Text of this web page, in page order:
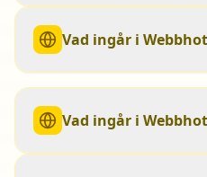
Vad ingår i
Vad ingår i